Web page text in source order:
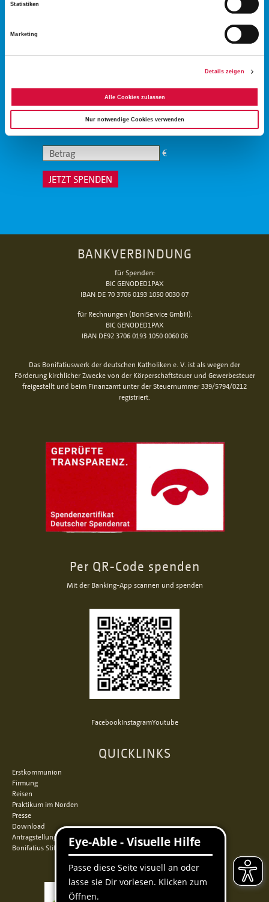
Statistiken
Marketing
Details zeigen
Alle Cookies zulassen
Nur notwendige Cookies verwenden
UNTERSTÜTZEN
SIE DIE
Einmalig Monatlich
€
JETZT SPENDEN
BANKVERBINDUNG
für Spenden:
BIC GENODED1PAX
IBAN DE 70 3706 0193 1050 0030 07
für Rechnungen (BoniService GmbH):
BIC GENODED1PAX
IBAN DE92 3706 0193 1050 0060 06
Das Bonifatiuswerk der deutschen Katholiken e. V. ist als wegen der
Förderung kirchlicher Zwecke von der Körperschaftsteuer und Gewerbesteuer
freigestellt und beim Finanzamt unter der Steuernummer 339/5794/0212
registriert.
Per QR-Code spenden
Mit der Banking-App scannen und spenden
FacebookInstagramYoutube
QUICKLINKS
Erstkommunion
Firmung
Reisen
Praktikum im Norden
Presse
Download
Antragstellung
Bonifatius Stiftungszentrum